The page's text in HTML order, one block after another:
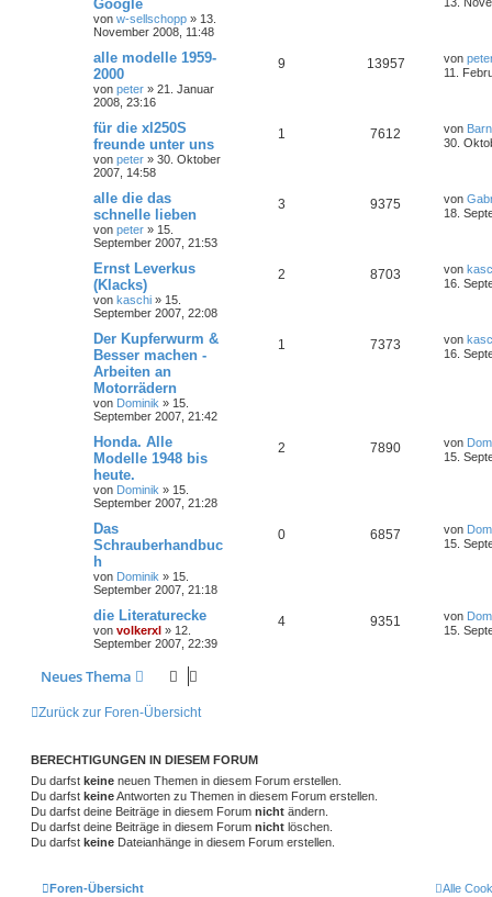
Google
von w-sellschopp » 13.
November 2008, 11:48
alle modelle 1959-
2000
von peter » 21. Januar
2008, 23:16
9 13957 von
11.
für die xl250S
freunde unter uns
von peter » 30. Oktober
2007, 14:58
1 7612 von
30.
alle die das
schnelle lieben
von peter » 15.
September 2007, 21:53
3 9375 von
18.
Ernst Leverkus
(Klacks)
von kaschi » 15.
September 2007, 22:08
2 8703 von
16.
Der Kupferwurm &
Besser machen -
Arbeiten an
Motorrädern
von Dominik » 15.
September 2007, 21:42
1 7373 von
16.
Honda. Alle
Modelle 1948 bis
heute.
von Dominik » 15.
September 2007, 21:28
2 7890 von
15.
Das
Schrauberhandbuc
h
von Dominik » 15.
September 2007, 21:18
0 6857 von
15.
die Literaturecke
von volkerxl » 12.
September 2007, 22:39
4 9351 von
15.
Neues Thema
Zurück zur Foren-Übersicht
BERECHTIGUNGEN IN DIESEM FORUM
Du darfst keine neuen Themen in diesem Forum erstellen.
Du darfst keineAntworten zu Themen in diesem Forum erstellen.
Du darfst deine Beiträge in diesem Forum nicht ändern.
Du darfst deine Beiträge in diesem Forum nicht löschen.
Du darfst keine Dateianhänge in diesem Forum erstellen.
Foren-Übersicht Alle